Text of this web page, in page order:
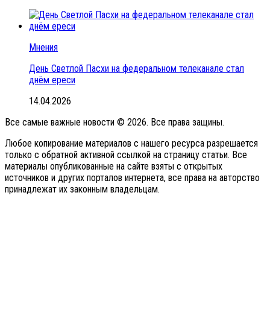
Мнения
День Светлой Пасхи на федеральном телеканале стал
днём ереси
14.04.2026
Все самые важные новости © 2026. Все права защины.
Любое копирование материалов с нашего ресурса разрешается
только с обратной активной ссылкой на страницу статьи. Все
материалы опубликованные на сайте взяты с открытых
источников и других порталов интернета, все права на авторство
принадлежат их законным владельцам.